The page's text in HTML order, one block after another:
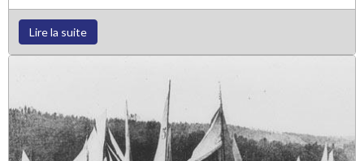
Lauriane Nolot a décroché l’argent en kitefoil et Sarah Steyaert
et Charline Picon ont remporté la médaille de bronze en 49er FX.
Lire la suite